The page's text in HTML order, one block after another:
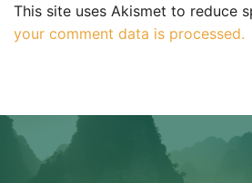
This site uses Akismet to reduce
your comment data is processed.